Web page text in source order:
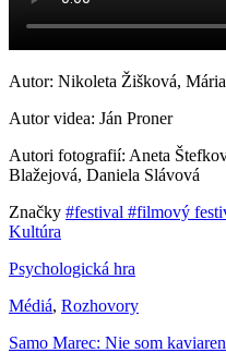
Autor: Nikoleta Žišková,
Autor videa: Ján Proner
Autori fotografií: Aneta
Blažejová, Daniela Slávová
Značky #festival #filmový
Kultúra
Psychologická hra
Médiá, Rozhovory
Samo Marec: Nie som